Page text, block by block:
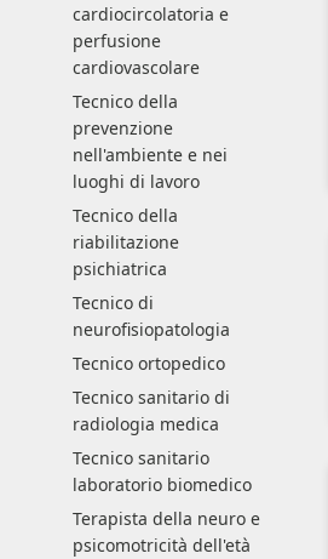
cardiocircolatoria e
perfusione
cardiovascolare
Tecnico della
prevenzione
nell'ambiente e nei
luoghi di lavoro
Tecnico della
riabilitazione
psichiatrica
Tecnico di
neurofisiopatologia
Tecnico ortopedico
Tecnico sanitario di
radiologia medica
Tecnico sanitario
laboratorio biomedico
Terapista della neuro e
psicomotricità dell'età